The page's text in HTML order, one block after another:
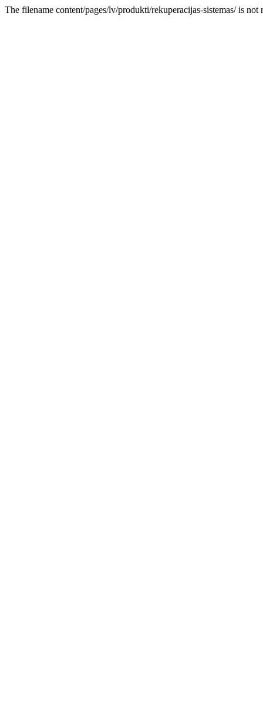
The filename content/pages/lv/produkti/rekuperacijas-sistemas/ is not